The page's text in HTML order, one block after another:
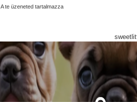
A te üzeneted tartalmazza